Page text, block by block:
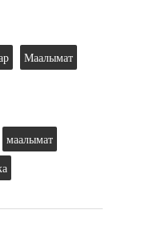
Маалымат
маалымат